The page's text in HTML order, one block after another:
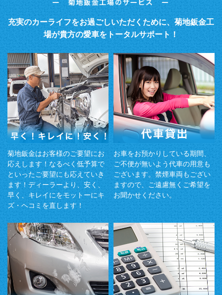
充実のカーライフをお過ごしいただくために、菊地鈑金工
場が貴方の愛車をトータルサポート！
菊地鈑金はお客様のご要望にお
応えします！なるべく低予算で
といったご要望にも応えていき
ます！ディーラーより、安く、
早く、キレイにをモットーにキ
ズ・ヘコミを直します！
お車をお預かりしている期間、
ご不便が無いよう代車の用意も
ございます。禁煙車両もござい
ますので、ご遠慮無くご希望を
お聞かせください。